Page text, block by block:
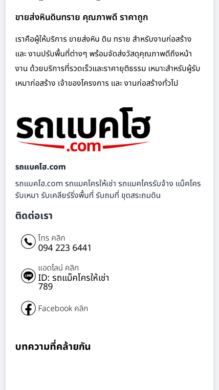
ขายส่งหินดินทราย คุณภาพดี ราคาถูก
เราคือผู้ให้บริการ ขายส่งหิน ดิน ทราย สำหรับงานก่อสร้าง
และ งานปรับพื้นที่ต่างๆ พร้อมจัดส่งวัสดุคุณภาพดีถึงหน้า
งาน ด้วยบริการที่รวดเร็วและราคายุติธรรม เหมาะสำหรับผู้รับ
เหมาก่อสร้าง เจ้าของโครงการ และ งานก่อสร้างทั่วไป
รถแบคโฮ.com
รถแบคโฮ.com รถแมคโครให้เช่า รถแมคโครรับจ้าง แม็คโคร
รับเหมา รับเคลียร์ริ่งพื้นที่ รับถมที่ ขุดสระถมดิน
ติดต่อเรา
โทร คลิก
094 223 6441
แอดไลน์ คลิก
ID: รถแม็คโครให้เช่า
789
Facebook คลิก
บทความที่คล้ายกัน